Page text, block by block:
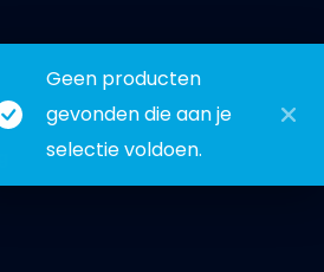
Geen producten
gevonden die aan je
selectie voldoen.